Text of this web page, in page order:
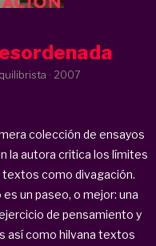
· 2007
colección de ensayos
la autora critica los límites
textos como divagación.
un paseo, o mejor: una
de pensamiento y
así como hilvana textos